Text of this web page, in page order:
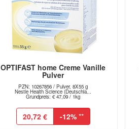
OPTIFAST home Creme Vanille
Pulver
PZN: 10267856 / Pulver, 8X55 g
Nestle Health Science (Deutschla...
Grundpreis: € 47,09 / 1kg
20,72 € -12%**